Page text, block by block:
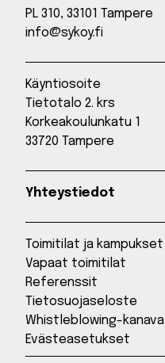
PL 310, 33101 Tampere
info@sykoy.fi
Käyntiosoite
Tietotalo 2. krs
Korkeakoulunkatu 1
33720 Tampere
Yhteystiedot
Toimitilat ja kampukset
Vapaat toimitilat
Referenssit
Tietosuojaseloste
Whistleblowing-kanava
Evästeasetukset